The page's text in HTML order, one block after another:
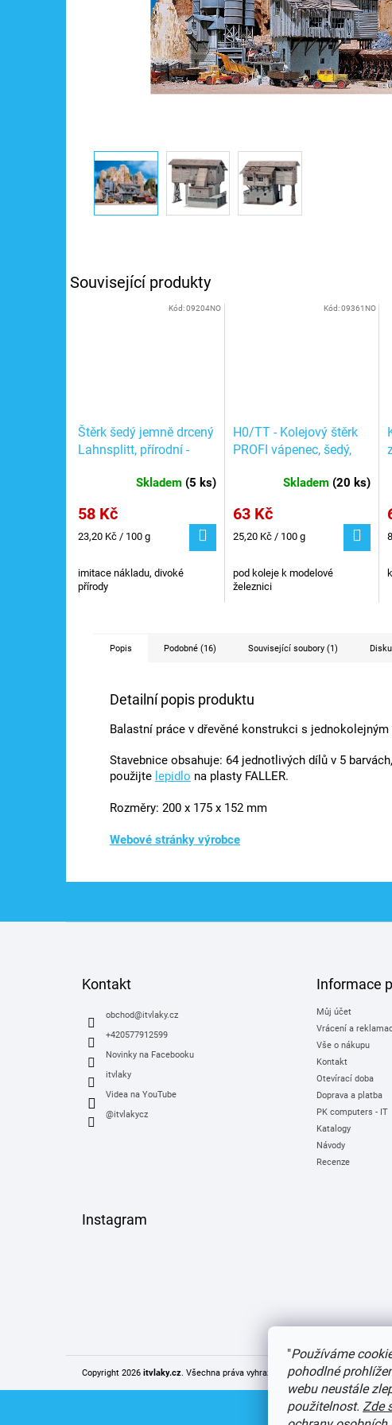
"Používáme
pohodlné
webu neustále
použitelnost. Zde
Související produkty
Štěrk šedý jemně drcený
Lahnsplitt, přírodní -
Skladem (5 ks)
58 Kč
Měrná
23,20 Kč / 100 g
imitace nákladu, divoké
přírody
Kód:09204NO
H0/TT - Kolejový štěrk
PROFI vápenec, šedý,
/ Noch 09361
Skladem (20 ks)
63 Kč
Měrná
25,20 Kč / 100 g
pod koleje k modelové
železnici
Kód:09361NO
Popis Podobné (16) Související soubory (1)
Detailní popis produktu
Balastní práce v dřevěné konstrukci s
Stavebnice obsahuje: 64 jednotlivých dílů v 5
použijte lepidlo na plasty FALLER.
Rozměry: 200 x 175 x 152 mm
Webové stránky výrobce
Kontakt
obchod@itvlaky.cz
+420577912599
Novinky na Facebooku
itvlaky
Videa na YouTube
@itvlakycz
Informace
Můj účet
Vrácení a
Vše o nákupu
Kontakt
Otevírací doba
Doprava a platba
PK computers - IT
Katalogy
Návody
Recenze
Instagram
Copyright 2026 itvlaky.cz. Všechna práva vyhrazena.Upravit nastavení cookies